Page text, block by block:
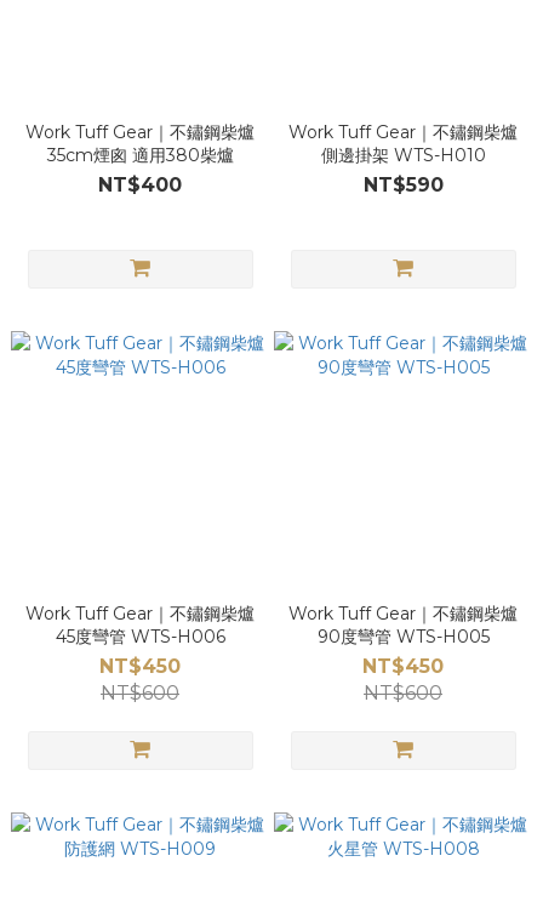
Work Tuff Gear｜不鏽鋼柴爐
35cm煙囪 適用380柴爐
NT$400
Work Tuff Gear｜不鏽鋼柴爐
側邊掛架 WTS-H010
NT$590
Work Tuff Gear｜不鏽鋼柴爐
45度彎管 WTS-H006
NT$450
NT$600
Work Tuff Gear｜不鏽鋼柴爐
90度彎管 WTS-H005
NT$450
NT$600